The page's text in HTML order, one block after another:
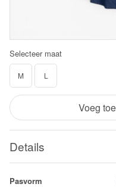
Selecteer maat
M L
Voeg
Details
Pasvorm